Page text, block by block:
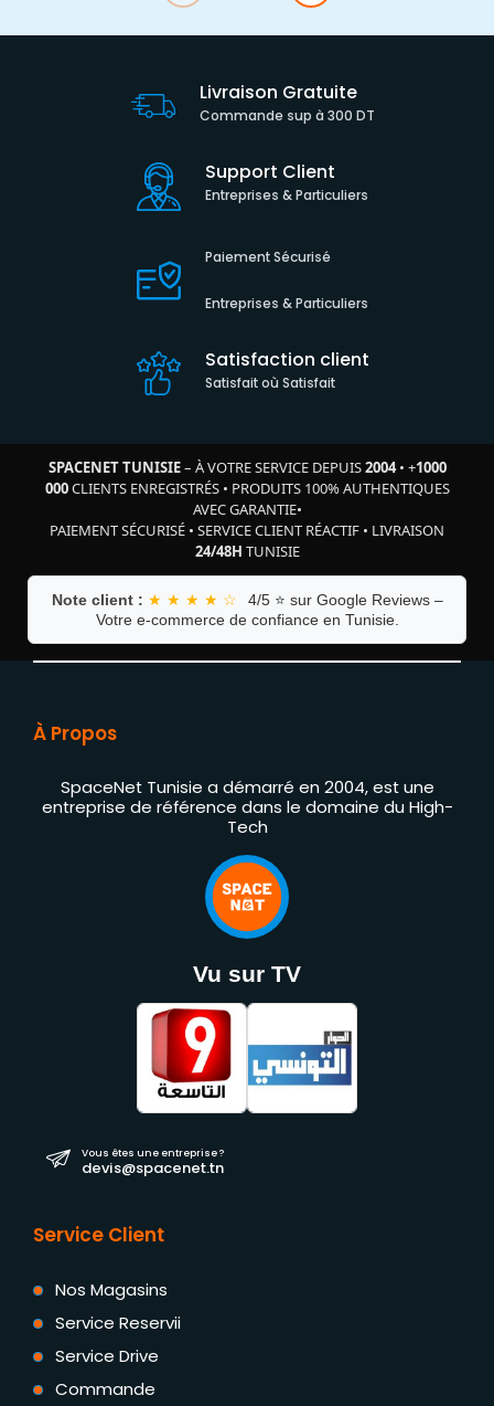
Livraison Gratuite
Commande sup à 300 DT
Support Client
Entreprises & Particuliers
Paiement Sécurisé
Entreprises & Particuliers
Satisfaction client
Satisfait où Satisfait
SPACENET TUNISIE– À VOTRE SERVICE DEPUIS2004• +1000
000CLIENTS ENREGISTRÉS• PRODUITS 100% AUTHENTIQUES
AVEC GARANTIE•
PAIEMENT SÉCURISÉ • SERVICE CLIENT RÉACTIF • LIVRAISON
24/48H TUNISIE
Note client : ★ ★ ★ ★ ☆
4/5 ⭐ sur Google Reviews –
Votre e-commerce de confiance en Tunisie.
À Propos
SpaceNet Tunisie a démarré en 2004, est une
entreprise de référence dans le domaine du High-
Tech
Vu sur TV
Vous êtes une entreprise ?
devis@spacenet.tn
Service Client
Nos Magasins
Service Reservii
Service Drive
Commande